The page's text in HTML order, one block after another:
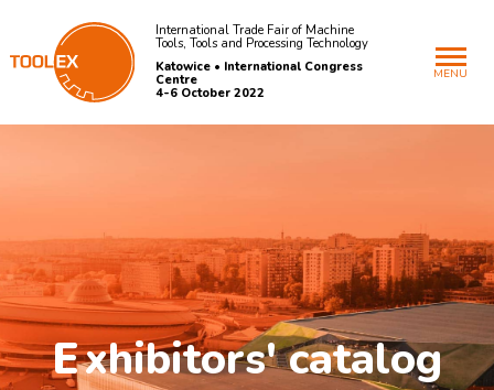
International Trade Fair of Machine
Tools, Tools and Processing Technology
Katowice • International Congress
Centre
4-6 October 2022
MENU
Exhibitors' catalog